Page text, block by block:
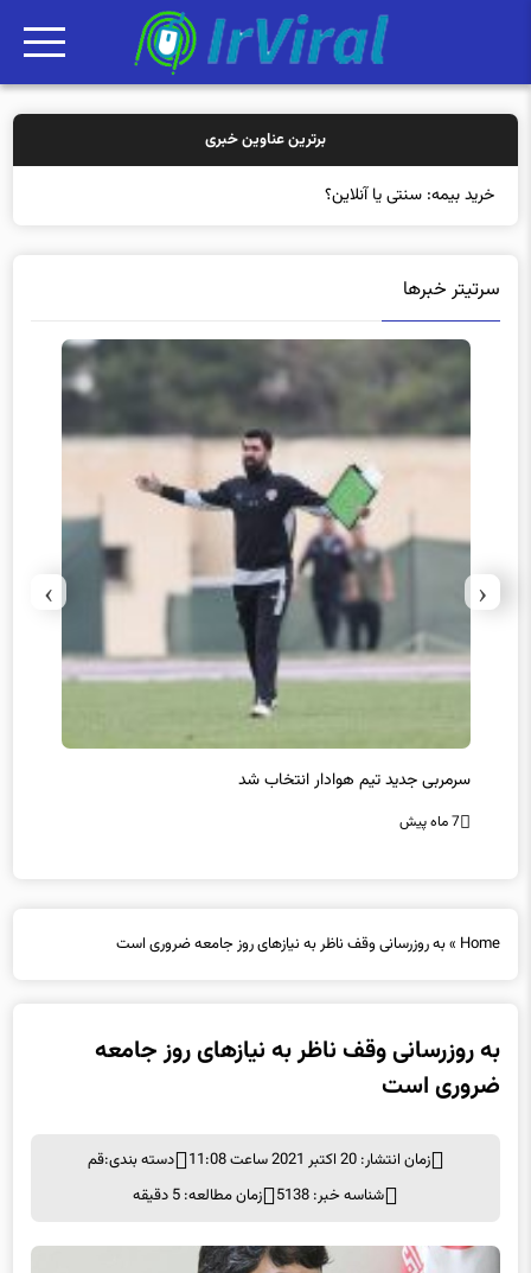
برترین عناوین خبری
خرید بیمه: سنتی یا آنلاین؟ کدامیک تجر
سرتیتر خبرها
سرمربی جدید تیم هوادار انتخاب شد
7 ماه پیش
‹
›
Home
»به روزرسانی وقف ناظر به نیازهای روز جامعه ضروری است
به روزرسانی وقف ناظر به نیازهای روز جامعه
ضروری است
زمان انتشار: 20 اکتبر 2021 ساعت 11:08 دسته بندی:قم
شناسه خبر: 5138
زمان مطالعه: 5 دقیقه